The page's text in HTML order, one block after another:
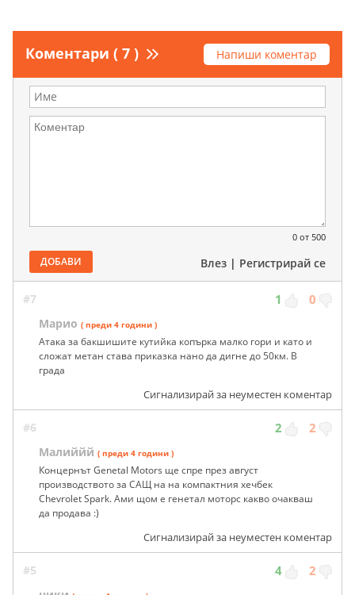
Коментари ( 7 ) Напиши коментар
0 от 500
ДОБАВИ Влез | Регистрирай се
#7 1 0
Марио ( преди 4 години )
Атака за бакшишите кутийка копърка малко гори и като и
сложат метан става приказка нано да дигне до 50км. В
града
Сигнализирай за неуместен коментар
#6 2 2
Малиййй ( преди 4 години )
Концернът Genetal Motors ще спре през август
производството за САЩ на на компактния хечбек
Chevrolet Spark. Ами щом е генетал моторс какво очакваш
да продава :)
Сигнализирай за неуместен коментар
#5 4 2